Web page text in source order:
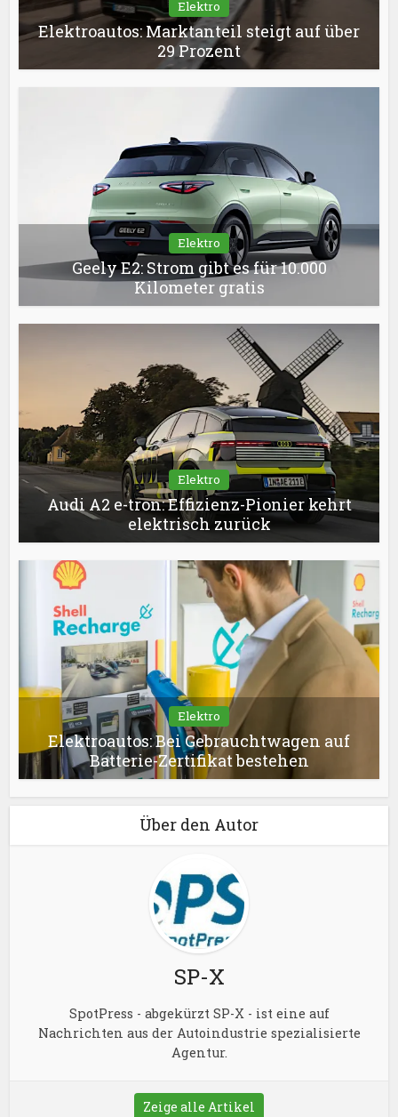
Elektro
Elektroautos: Marktanteil steigt auf über
29 Prozent
Elektro
Geely E2: Strom gibt es für 10.000
Kilometer gratis
Elektro
Audi A2 e-tron: Effizienz-Pionier kehrt
elektrisch zurück
Elektro
Elektroautos: Bei Gebrauchtwagen auf
Batterie-Zertifikat bestehen
Über den Autor
SP-X
SpotPress - abgekürzt SP-X - ist eine auf
Nachrichten aus der Autoindustrie spezialisierte
Agentur.
Zeige alle Artikel